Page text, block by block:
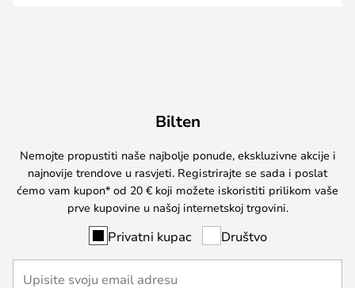
Bilten
Nemojte propustiti naše najbolje ponude, ekskluzivne akcije i
najnovije trendove u rasvjeti. Registrirajte se sada i poslat
ćemo vam kupon* od 20 € koji možete iskoristiti prilikom vaše
prve kupovine u našoj internetskoj trgovini.
Privatni kupac Društvo